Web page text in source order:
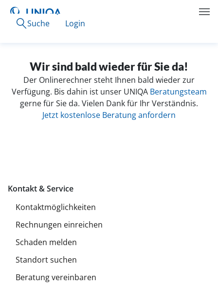
Suche Login
Wir sind bald wieder für Sie da!
Der Onlinerechner steht Ihnen bald wieder zur
Verfügung. Bis dahin ist unser UNIQA Beratungsteam
gerne für Sie da. Vielen Dank für Ihr Verständnis.
Jetzt kostenlose Beratung anfordern
Kontakt & Service
Kontaktmöglichkeiten
Rechnungen einreichen
Schaden melden
Standort suchen
Beratung vereinbaren